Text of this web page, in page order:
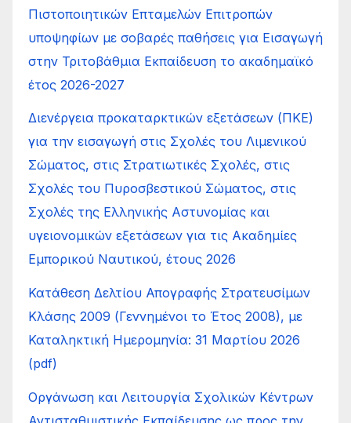
Πιστοποιητικών Επταμελών Επιτροπών
υποψηφίων με σοβαρές παθήσεις για Εισαγωγή
στην Τριτοβάθμια Εκπαίδευση το ακαδημαϊκό
έτος 2026-2027
Διενέργεια προκαταρκτικών εξετάσεων (ΠΚΕ)
για την εισαγωγή στις Σχολές του Λιμενικού
Σώματος, στις Στρατιωτικές Σχολές, στις
Σχολές του Πυροσβεστικού Σώματος, στις
Σχολές της Ελληνικής Αστυνομίας και
υγειονομικών εξετάσεων για τις Ακαδημίες
Εμπορικού Ναυτικού, έτους 2026
Κατάθεση Δελτίου Απογραφής Στρατευσίμων
Κλάσης 2009 (Γεννημένοι το Έτος 2008), με
Καταληκτική Ημερομηνία: 31 Μαρτίου 2026
(pdf)
Οργάνωση και Λειτουργία Σχολικών Κέντρων